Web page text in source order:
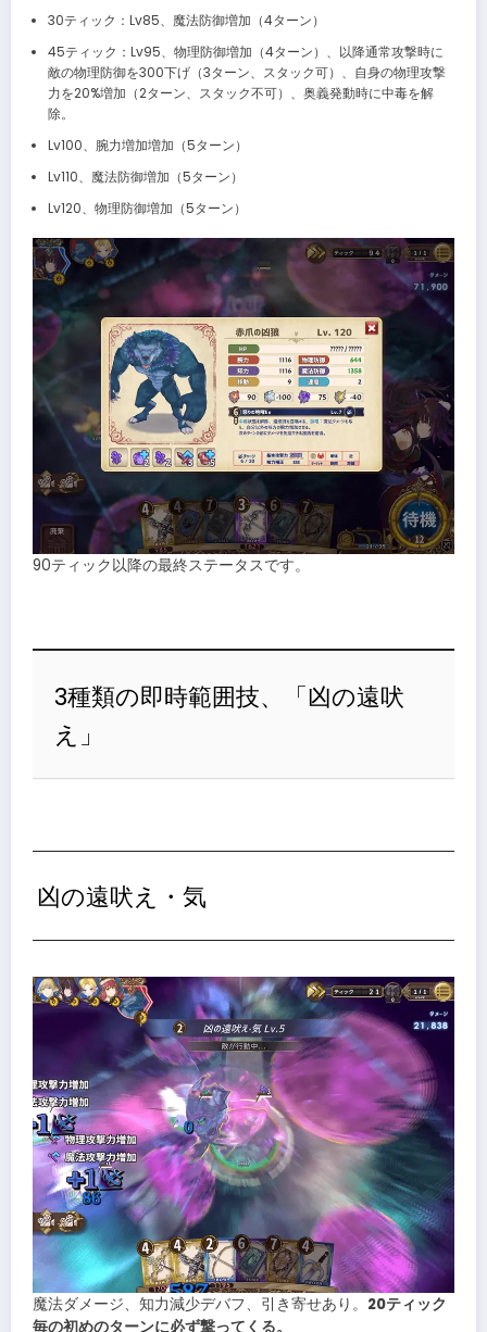
30ティック：Lv85、魔法防御増加（4ターン）
45ティック：Lv95、物理防御増加（4ターン）、以降通常攻撃時に
敵の物理防御を300下げ（3ターン、スタック可）、自身の物理攻撃
力を20%増加（2ターン、スタック不可）、奥義発動時に中毒を解
除。
Lv100、腕力増加増加（5ターン）
Lv110、魔法防御増加（5ターン）
Lv120、物理防御増加（5ターン）
90ティック以降の最終ステータスです。
3種類の即時範囲技、「凶の遠吠
え」
凶の遠吠え・気
魔法ダメージ、知力減少デバフ、引き寄せあり。 20ティック
毎の初めのターンに必ず撃ってくる。